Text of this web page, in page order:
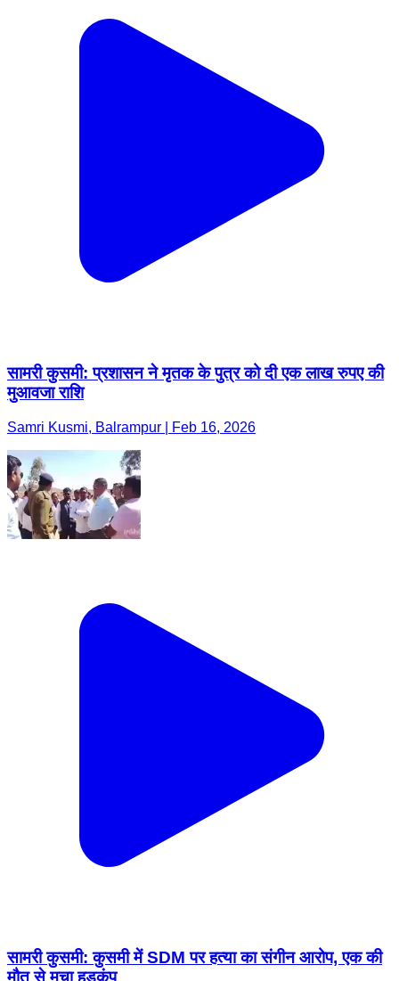
सामरी कुसमी: प्रशासन ने मृतक के पुत्र को दी एक लाख रुपए की
मुआवजा राशि
Samri Kusmi, Balrampur | Feb 16, 2026
सामरी कुसमी: कुसमी में SDM पर हत्या का संगीन आरोप, एक की
मौत से मचा हड़कंप